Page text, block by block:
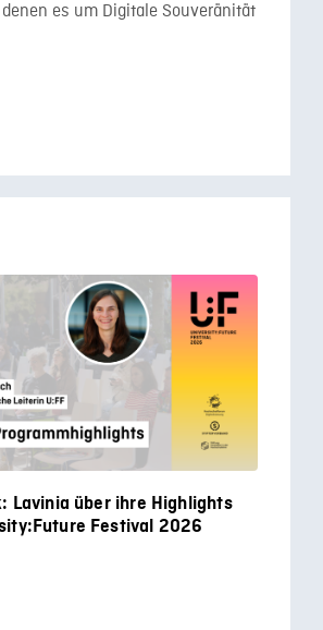
es um Digitale Souveränität
Lavinia über ihre Highlights
Festival 2026